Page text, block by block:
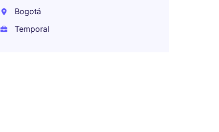
Bogotá
Temporal